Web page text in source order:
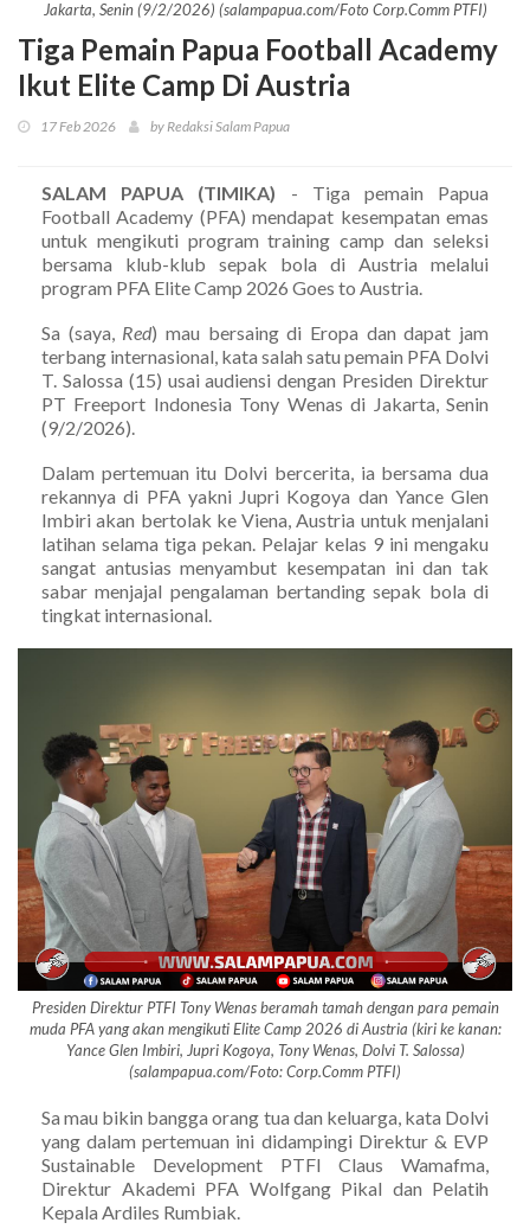
Jakarta, Senin (9/2/2026) (salampapua.com/Foto Corp.Comm PTFI)
Tiga Pemain Papua Football Academy
Ikut Elite Camp Di Austria
17 Feb 2026 by Redaksi Salam Papua
SALAM PAPUA (TIMIKA) - Tiga pemain Papua
Football Academy (PFA) mendapat kesempatan emas
untuk mengikuti program training camp dan seleksi
bersama klub-klub sepak bola di Austria melalui
program PFA Elite Camp 2026 Goes to Austria.
Sa (saya, Red) mau bersaing di Eropa dan dapat jam
terbang internasional, kata salah satu pemain PFA Dolvi
T. Salossa (15) usai audiensi dengan Presiden Direktur
PT Freeport Indonesia Tony Wenas di Jakarta, Senin
(9/2/2026).
Dalam pertemuan itu Dolvi bercerita, ia bersama dua
rekannya di PFA yakni Jupri Kogoya dan Yance Glen
Imbiri akan bertolak ke Viena, Austria untuk menjalani
latihan selama tiga pekan. Pelajar kelas 9 ini mengaku
sangat antusias menyambut kesempatan ini dan tak
sabar menjajal pengalaman bertanding sepak bola di
tingkat internasional.
Presiden Direktur PTFI Tony Wenas beramah tamah dengan para pemain
muda PFA yang akan mengikuti Elite Camp 2026 di Austria (kiri ke kanan:
Yance Glen Imbiri, Jupri Kogoya, Tony Wenas, Dolvi T. Salossa)
(salampapua.com/Foto: Corp.Comm PTFI)
Sa mau bikin bangga orang tua dan keluarga, kata Dolvi
yang dalam pertemuan ini didampingi Direktur & EVP
Sustainable Development PTFI Claus Wamafma,
Direktur Akademi PFA Wolfgang Pikal dan Pelatih
Kepala Ardiles Rumbiak.